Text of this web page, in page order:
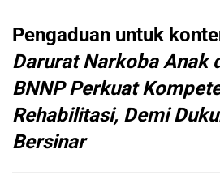
Pengaduan untuk
Darurat Narkoba Anak
BNNP Perkuat
Rehabilitasi, Demi
Bersinar